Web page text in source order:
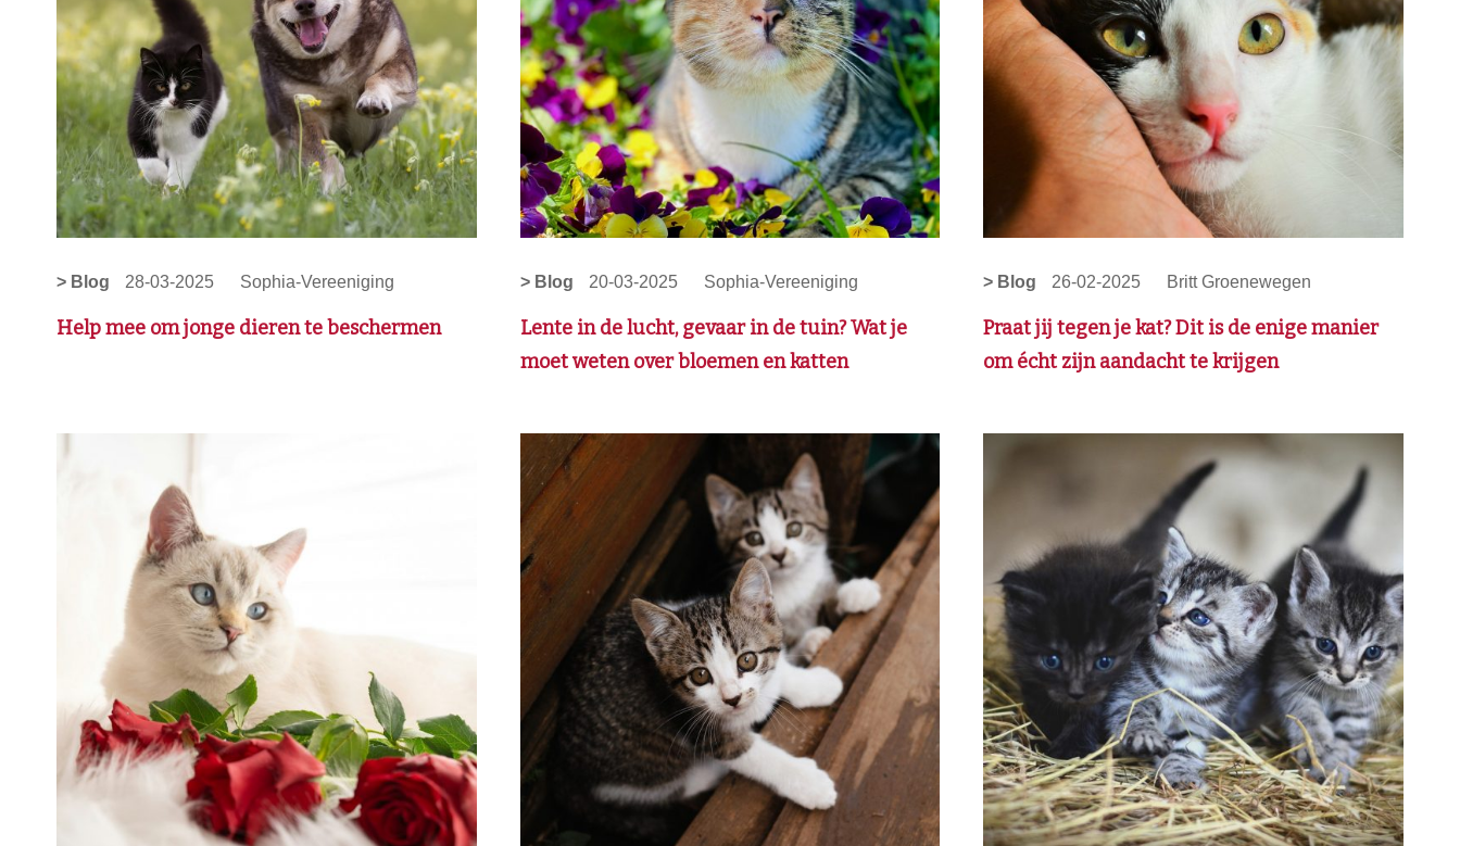
> Blog 28-03-2025 Sophia-Vereeniging
Help mee om jonge dieren te beschermen
> Blog 20-03-2025 Sophia-Vereeniging
Lente in de lucht, gevaar in de tuin? Wat je
moet weten over bloemen en katten
> Blog 26-02-2025 Britt Groenewegen
Praat jij tegen je kat? Dit is de enige manier
om écht zijn aandacht te krijgen